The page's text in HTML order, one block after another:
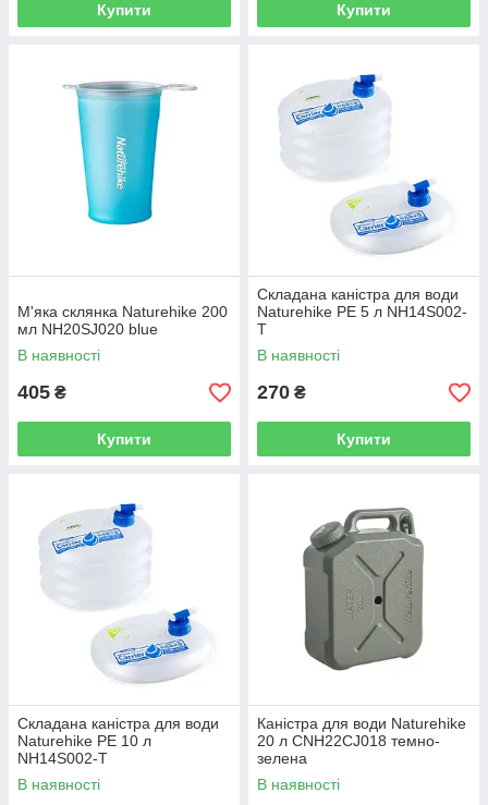
Купити Купити
М'яка склянка Naturehike 200
мл NH20SJ020 blue
В наявності
405 ₴
Купити
Складана каністра для води
Naturehike РЕ 5 л NH14S002-
T
В наявності
270 ₴
Купити
Складана каністра для води
Naturehike РЕ 10 л
NH14S002-T
В наявності
Каністра для води Naturehike
20 л CNH22CJ018 темно-
зелена
В наявності